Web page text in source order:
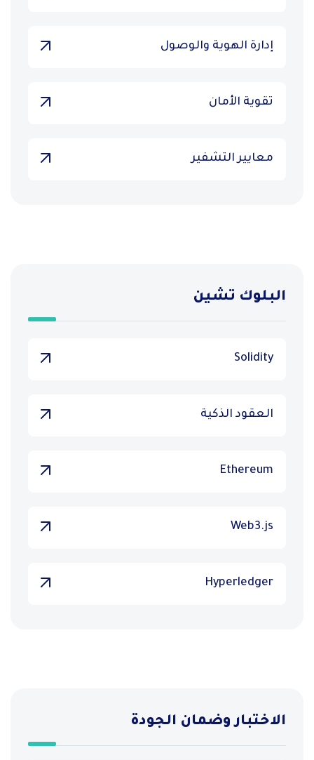
إدارة الهوية والوصول
تقوية الأمان
معايير التشفير
البلوك تشين
Solidity
العقود الذكية
Ethereum
Web3.js
Hyperledger
الاختبار وضمان الجودة